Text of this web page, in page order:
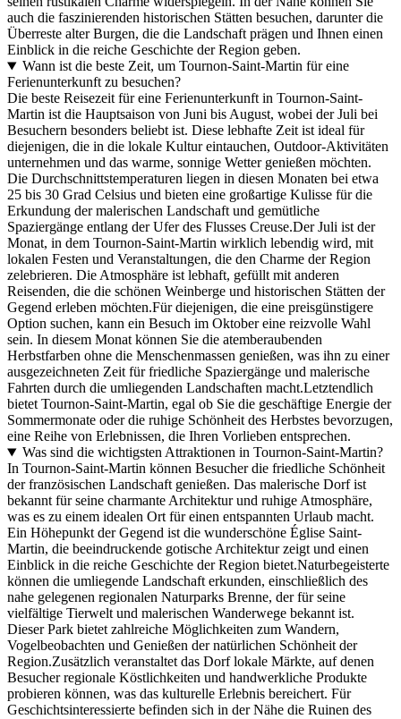
auch die faszinierenden historischen Stätten besuchen, darunter die
Überreste alter Burgen, die die Landschaft prägen und Ihnen einen
Einblick in die reiche Geschichte der Region geben.
Wann ist die beste Zeit, um Tournon-Saint-Martin für eine
Ferienunterkunft zu besuchen?
Die beste Reisezeit für eine Ferienunterkunft in Tournon-Saint-
Martin ist die Hauptsaison von Juni bis August, wobei der Juli bei
Besuchern besonders beliebt ist. Diese lebhafte Zeit ist ideal für
diejenigen, die in die lokale Kultur eintauchen, Outdoor-Aktivitäten
unternehmen und das warme, sonnige Wetter genießen möchten.
Die Durchschnittstemperaturen liegen in diesen Monaten bei etwa
25 bis 30 Grad Celsius und bieten eine großartige Kulisse für die
Erkundung der malerischen Landschaft und gemütliche
Spaziergänge entlang der Ufer des Flusses Creuse.Der Juli ist der
Monat, in dem Tournon-Saint-Martin wirklich lebendig wird, mit
lokalen Festen und Veranstaltungen, die den Charme der Region
zelebrieren. Die Atmosphäre ist lebhaft, gefüllt mit anderen
Reisenden, die die schönen Weinberge und historischen Stätten der
Gegend erleben möchten.Für diejenigen, die eine preisgünstigere
Option suchen, kann ein Besuch im Oktober eine reizvolle Wahl
sein. In diesem Monat können Sie die atemberaubenden
Herbstfarben ohne die Menschenmassen genießen, was ihn zu einer
ausgezeichneten Zeit für friedliche Spaziergänge und malerische
Fahrten durch die umliegenden Landschaften macht.Letztendlich
bietet Tournon-Saint-Martin, egal ob Sie die geschäftige Energie der
Sommermonate oder die ruhige Schönheit des Herbstes bevorzugen,
eine Reihe von Erlebnissen, die Ihren Vorlieben entsprechen.
Was sind die wichtigsten Attraktionen in Tournon-Saint-Martin?
In Tournon-Saint-Martin können Besucher die friedliche Schönheit
der französischen Landschaft genießen. Das malerische Dorf ist
bekannt für seine charmante Architektur und ruhige Atmosphäre,
was es zu einem idealen Ort für einen entspannten Urlaub macht.
Ein Höhepunkt der Gegend ist die wunderschöne Église Saint-
Martin, die beeindruckende gotische Architektur zeigt und einen
Einblick in die reiche Geschichte der Region bietet.Naturbegeisterte
können die umliegende Landschaft erkunden, einschließlich des
nahe gelegenen regionalen Naturparks Brenne, der für seine
vielfältige Tierwelt und malerischen Wanderwege bekannt ist.
Dieser Park bietet zahlreiche Möglichkeiten zum Wandern,
Vogelbeobachten und Genießen der natürlichen Schönheit der
Region.Zusätzlich veranstaltet das Dorf lokale Märkte, auf denen
Besucher regionale Köstlichkeiten und handwerkliche Produkte
probieren können, was das kulturelle Erlebnis bereichert. Für
Geschichtsinteressierte befinden sich in der Nähe die Ruinen des